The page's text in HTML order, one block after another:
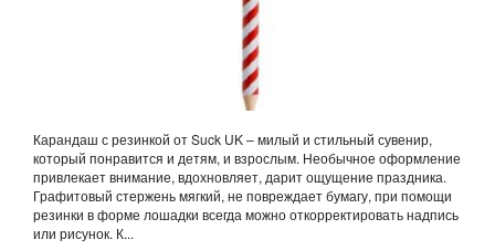
Карандаш с резинкой от Suck UK – милый и стильный сувенир,
который понравится и детям, и взрослым. Необычное оформление
привлекает внимание, вдохновляет, дарит ощущение праздника.
Графитовый стержень мягкий, не повреждает бумагу, при помощи
резинки в форме лошадки всегда можно откорректировать надпись
или рисунок. К...